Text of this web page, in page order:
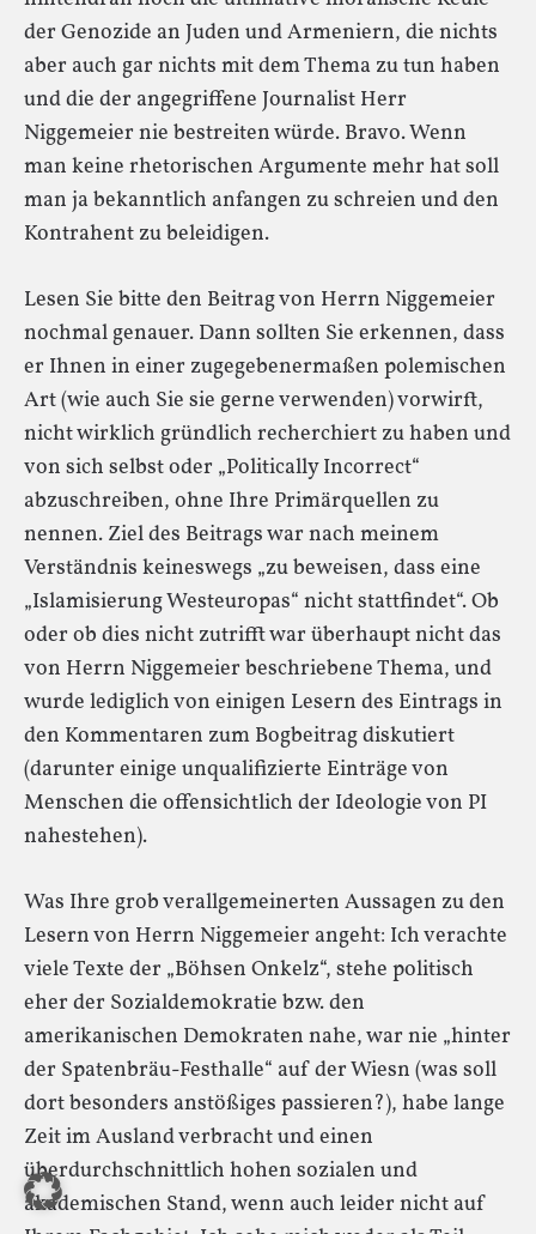
der Genozide an Juden und Armeniern, die nichts
aber auch gar nichts mit dem Thema zu tun haben
und die der angegriffene Journalist Herr
Niggemeier nie bestreiten würde. Bravo. Wenn
man keine rhetorischen Argumente mehr hat soll
man ja bekanntlich anfangen zu schreien und den
Kontrahent zu beleidigen.
Lesen Sie bitte den Beitrag von Herrn Niggemeier
nochmal genauer. Dann sollten Sie erkennen, dass
er Ihnen in einer zugegebenermaßen polemischen
Art (wie auch Sie sie gerne verwenden) vorwirft,
nicht wirklich gründlich recherchiert zu haben und
von sich selbst oder „Politically Incorrect“
abzuschreiben, ohne Ihre Primärquellen zu
nennen. Ziel des Beitrags war nach meinem
Verständnis keineswegs „zu beweisen, dass eine
„Islamisierung Westeuropas“ nicht stattfindet“. Ob
oder ob dies nicht zutrifft war überhaupt nicht das
von Herrn Niggemeier beschriebene Thema, und
wurde lediglich von einigen Lesern des Eintrags in
den Kommentaren zum Bogbeitrag diskutiert
(darunter einige unqualifizierte Einträge von
Menschen die offensichtlich der Ideologie von PI
nahestehen).
Was Ihre grob verallgemeinerten Aussagen zu den
Lesern von Herrn Niggemeier angeht: Ich verachte
viele Texte der „Böhsen Onkelz“, stehe politisch
eher der Sozialdemokratie bzw. den
amerikanischen Demokraten nahe, war nie „hinter
der Spatenbräu-Festhalle“ auf der Wiesn (was soll
dort besonders anstößiges passieren?), habe lange
Zeit im Ausland verbracht und einen
überdurchschnittlich hohen sozialen und
akademischen Stand, wenn auch leider nicht auf